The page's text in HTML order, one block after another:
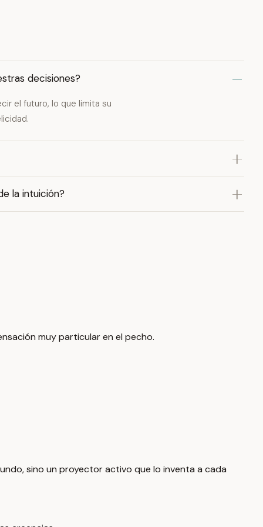
decisiones?
el futuro, lo que limita su
la intuición?
muy particular en el pecho.
sino un proyector activo que lo inventa a cada